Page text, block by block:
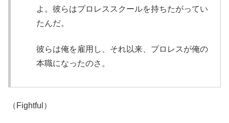
よ。彼らはプロレススクールを持ちたがってい
たんだ。
彼らは俺を雇用し、それ以来、プロレスが俺の
本職になったのさ。
（Fightful）